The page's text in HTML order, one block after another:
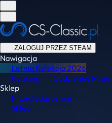
ZALOGUJ PRZEZ STEAM
Nawigacja
Letnia Kolekcja2026
Ranking
Codzienne Misje
Sklep
Przeglądaj usługi
Sklep